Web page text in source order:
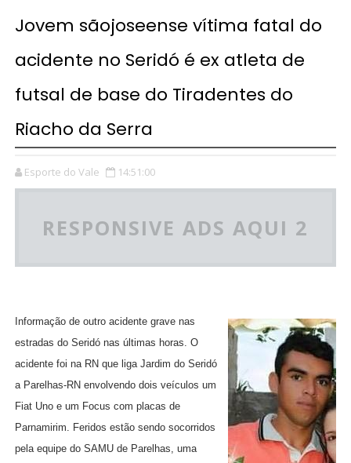
Jovem sãojoseense vítima fatal do
acidente no Seridó é ex atleta de
futsal de base do Tiradentes do
Riacho da Serra
Esporte do Vale 14:51:00
RESPONSIVE ADS AQUI 2
Informação de outro acidente grave nas
estradas do Seridó nas últimas horas. O
acidente foi na RN que liga Jardim do Seridó
a Parelhas-RN envolvendo dois veículos um
Fiat Uno e um Focus com placas de
Parnamirim. Feridos estão sendo socorridos
pela equipe do SAMU de Parelhas, uma